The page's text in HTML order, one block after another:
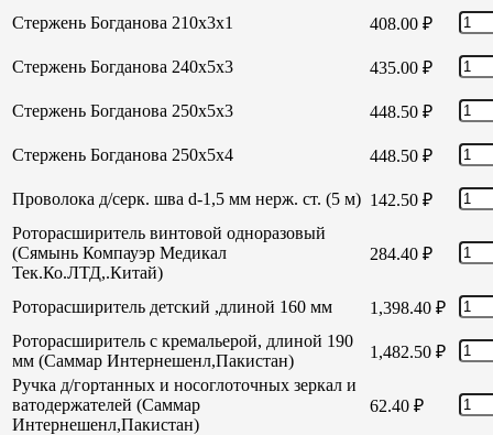
Стержень Богданова 210х3х1 408.00 ₽
Стержень Богданова 240х5х3 435.00 ₽
Стержень Богданова 250х5х3 448.50 ₽
Стержень Богданова 250х5х4 448.50 ₽
Проволока д/серк. шва d-1,5 мм нерж. ст. (5 м) 142.50 ₽
Роторасширитель винтовой одноразовый
(Сямынь Компауэр Медикал
Тек.Ко.ЛТД,.Китай)
284.40 ₽
Роторасширитель детский ,длиной 160 мм 1,398.40 ₽
Роторасширитель с кремальерой, длиной 190
мм (Саммар Интернешенл,Пакистан)
1,482.50 ₽
Ручка д/гортанных и носоглоточных зеркал и
ватодержателей (Саммар
Интернешенл,Пакистан)
62.40 ₽